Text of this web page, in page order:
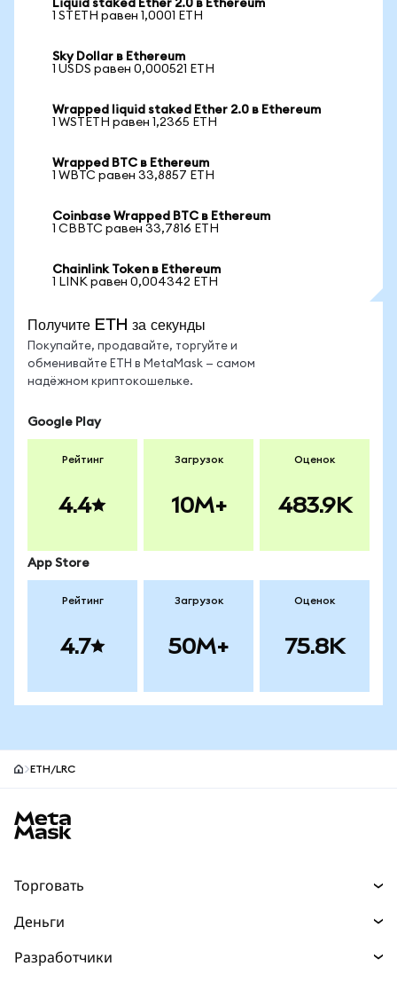
Liquid staked Ether 2.0 в Ethereum
1 STETH равен 1,0001 ETH
Sky Dollar в Ethereum
1 USDS равен 0,000521 ETH
Wrapped liquid staked Ether 2.0 в Ethereum
1 WSTETH равен 1,2365 ETH
Wrapped BTC в Ethereum
1 WBTC равен 33,8857 ETH
Coinbase Wrapped BTC в Ethereum
1 CBBTC равен 33,7816 ETH
Chainlink Token в Ethereum
1 LINK равен 0,004342 ETH
Получите ETH за секунды
Покупайте, продавайте, торгуйте и
обменивайте ETH в MetaMask — самом
надёжном криптокошельке.
Google Play
Рейтинг
4.4
Загрузок
10M+
Оценок
483.9K
App Store
Рейтинг
4.7
Загрузок
50M+
Оценок
75.8K
ETH/LRC
Торговать
Прогнозы
Деньги
Разработчики